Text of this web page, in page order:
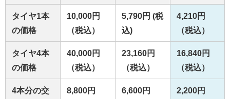
タイヤ1本
の価格
10,000円
（税込）
5,790円 (税
込)
4,210円
（税込）
タイヤ4本
の価格
40,000円
（税込）
23,160円
（税込）
16,840円
（税込）
4本分の交
8,800円
6,600円
2,200円